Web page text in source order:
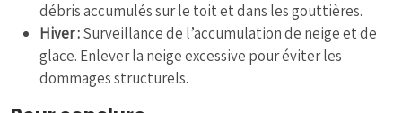
débris accumulés sur le toit et dans les gouttières.
Hiver :Surveillance de l’accumulation de neige et de
glace. Enlever la neige excessive pour éviter les
dommages structurels.